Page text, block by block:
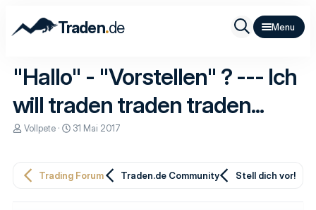
Traden.de
"Hallo" - "Vorstellen" ? --- Ich
will traden traden traden...
E
e
Vollpete
E
e
l
31 Mai 2017
Trading Forum Traden.de Community Stell dich vor!